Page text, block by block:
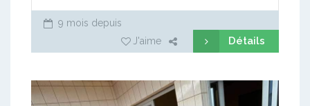
9 mois depuis
J'aime
Détails